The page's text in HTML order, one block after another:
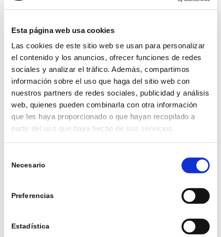
Esta página web usa cookies
Las cookies de este sitio web se usan para personalizar
el contenido y los anuncios, ofrecer funciones de redes
sociales y analizar el tráfico. Además, compartimos
información sobre el uso que haga del sitio web con
nuestros partners de redes sociales, publicidad y análisis
web, quienes pueden combinarla con otra información
que les haya proporcionado o que hayan recopilado a
partir del uso que haya hecho de sus servicios.
Necesario
Preferencias
Estadística
Recruiting has begun
What a wild ride!
Entry with Audio
A nice post